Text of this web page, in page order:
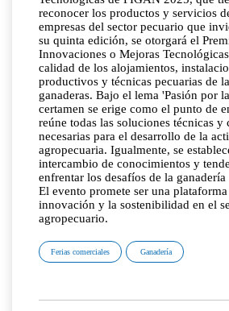
reconocer los productos y servicios
empresas del sector pecuario que
su quinta edición, se otorgará el
Innovaciones o Mejoras
calidad de los alojamientos,
productivos y técnicas pecuarias de
ganaderas. Bajo el lema 'Pasión por
certamen se erige como el punto de
reúne todas las soluciones técnicas y
necesarias para el desarrollo de la
agropecuaria. Igualmente, se
intercambio de conocimientos y
enfrentar los desafíos de la
El evento promete ser una
innovación y la sostenibilidad en el
agropecuario.
Ferias comerciales Ganadería